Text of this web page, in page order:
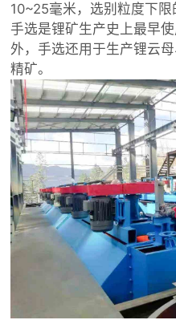
10~25毫米，选别粒度下限
手选是锂矿生产史上最早
外，手选还用于生产锂云
精矿。